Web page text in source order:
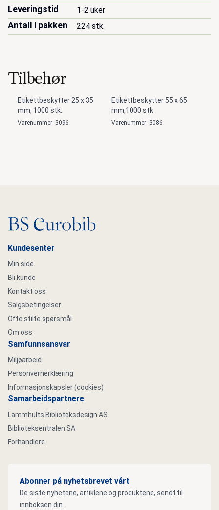
Leveringstid 1-2 uker
Antall i pakken 224 stk.
Tilbehør
Etikettbeskytter 25 x 35
mm, 1000 stk.
Varenummer: 3096
Etikettbeskytter 55 x 65
mm,1000 stk
Varenummer: 3086
Gå til hovedsiden
Kundesenter
Min side
Bli kunde
Kontakt oss
Salgsbetingelser
Ofte stilte spørsmål
Om oss
Samfunnsansvar
Miljøarbeid
Personvernerklæring
Informasjonskapsler (cookies)
Samarbeidspartnere
Lammhults Biblioteksdesign AS
Biblioteksentralen SA
Forhandlere
Abonner på nyhetsbrevet vårt
De siste nyhetene, artiklene og produktene, sendt til
innboksen din.